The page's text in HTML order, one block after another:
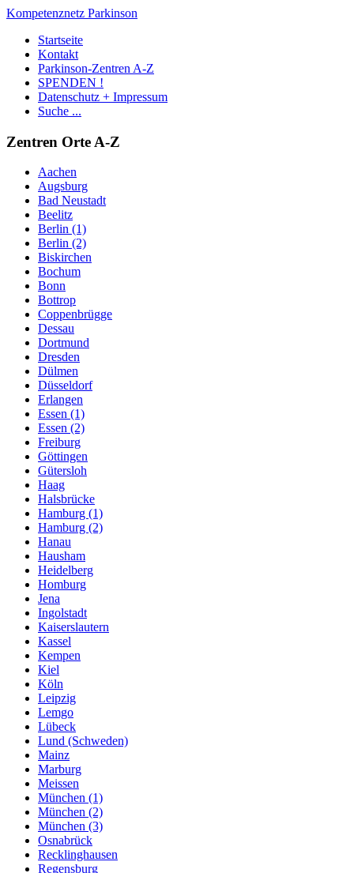
Kompetenznetz Parkinson
Startseite
Kontakt
Parkinson-Zentren A-Z
SPENDEN !
Datenschutz + Impressum
Suche ...
Zentren Orte A-Z
Aachen
Augsburg
Bad Neustadt
Beelitz
Berlin (1)
Berlin (2)
Biskirchen
Bochum
Bonn
Bottrop
Coppenbrügge
Dessau
Dortmund
Dresden
Dülmen
Düsseldorf
Erlangen
Essen (1)
Essen (2)
Freiburg
Göttingen
Gütersloh
Haag
Halsbrücke
Hamburg (1)
Hamburg (2)
Hanau
Hausham
Heidelberg
Homburg
Jena
Ingolstadt
Kaiserslautern
Kassel
Kempen
Kiel
Köln
Leipzig
Lemgo
Lübeck
Lund (Schweden)
Mainz
Marburg
Meissen
München (1)
München (2)
München (3)
Osnabrück
Recklinghausen
Regensburg